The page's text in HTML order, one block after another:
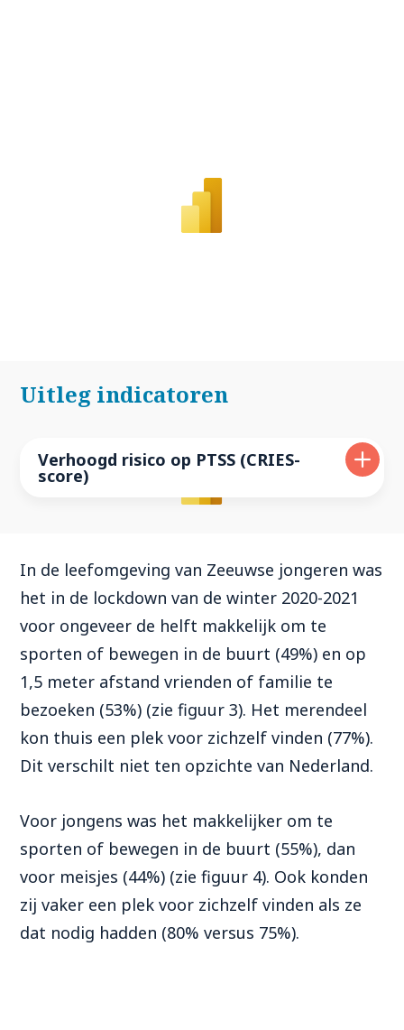
Uitleg indicatoren
Verhoogd risico op PTSS (CRIES-
score)
In de leefomgeving van Zeeuwse jongeren was
het in de lockdown van de winter 2020-2021
voor ongeveer de helft makkelijk om te
sporten of bewegen in de buurt (49%) en op
1,5 meter afstand vrienden of familie te
bezoeken (53%) (zie figuur 3). Het merendeel
kon thuis een plek voor zichzelf vinden (77%).
Dit verschilt niet ten opzichte van Nederland.
Voor jongens was het makkelijker om te
sporten of bewegen in de buurt (55%), dan
voor meisjes (44%) (zie figuur 4). Ook konden
zij vaker een plek voor zichzelf vinden als ze
dat nodig hadden (80% versus 75%).